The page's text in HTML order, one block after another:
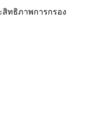
สิทธิภาพการกรอง